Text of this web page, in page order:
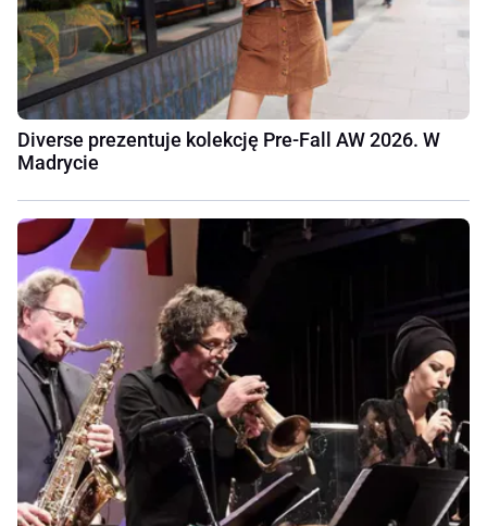
Diverse prezentuje kolekcję Pre-Fall AW 2026. W
Madrycie